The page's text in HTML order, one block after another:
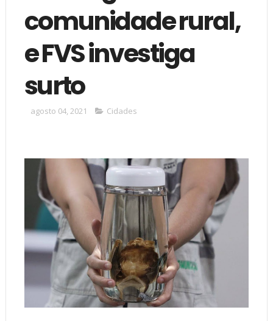
comunidade rural,
e FVS investiga
surto
agosto 04, 2021 Cidades